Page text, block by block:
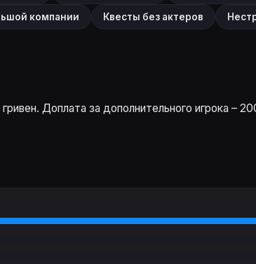
компании Квесты без актеров
Доплата за дополнительного игрока –